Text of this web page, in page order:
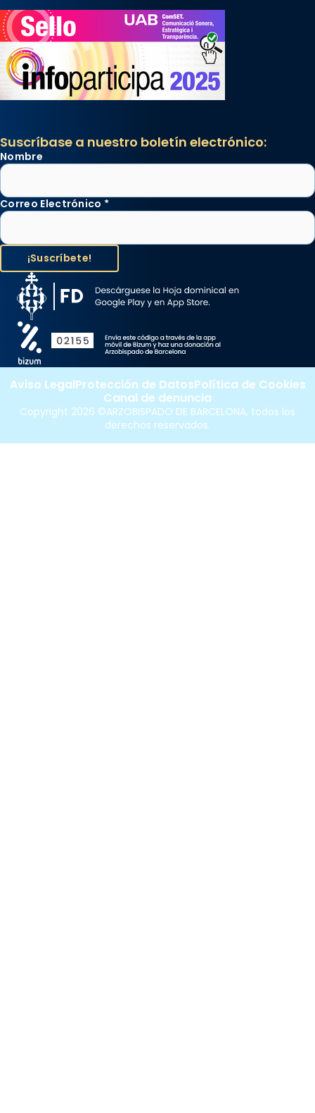
Suscríbase a nuestro boletín electrónico:
Nombre
Correo Electrónico *
Copyright 2026 ©ARZOBISPADO DE BARCELONA, todos los
derechos reservados.
Aviso LegalProtección de DatosPolítica de Cookies
Canal de denuncia